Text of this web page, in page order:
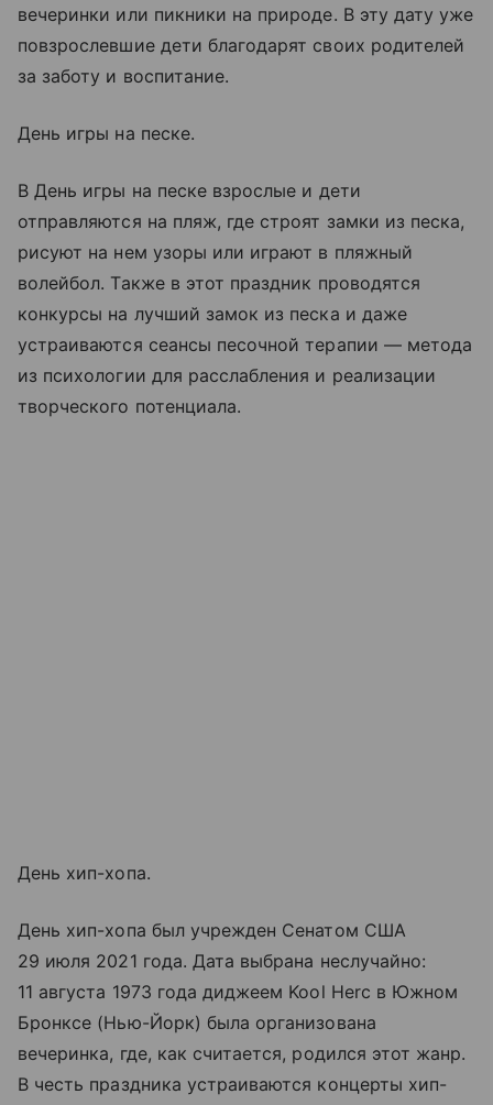
вечеринки или пикники на природе. В эту дату уже
повзрослевшие дети благодарят своих родителей
за заботу и воспитание.
День игры на песке.
В День игры на песке взрослые и дети
отправляются на пляж, где строят замки из песка,
рисуют на нем узоры или играют в пляжный
волейбол. Также в этот праздник проводятся
конкурсы на лучший замок из песка и даже
устраиваются сеансы песочной терапии — метода
из психологии для расслабления и реализации
творческого потенциала.
День хип-хопа.
День хип-хопа был учрежден Сенатом США
29 июля 2021 года. Дата выбрана неслучайно:
11 августа 1973 года диджеем Kool Herc в Южном
Бронксе (Нью-Йорк) была организована
вечеринка, где, как считается, родился этот жанр.
В честь праздника устраиваются концерты хип-